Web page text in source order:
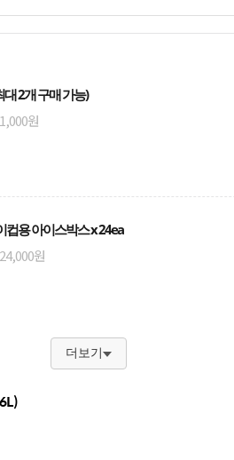
2개 구매 가능)
1,000원
컵용 아이스박스 x 24ea
24,000원
더보기